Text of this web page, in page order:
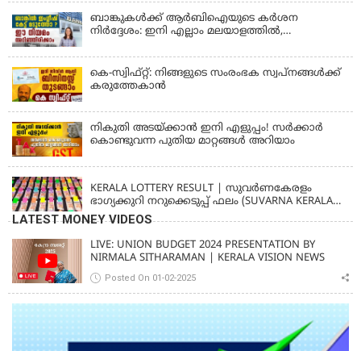
ബാങ്കുകൾക്ക് ആർബിഐയുടെ കർശന
നിർദ്ദേശം: ഇനി എല്ലാം മലയാളത്തിൽ,
കെ-സ്വിഫ്റ്റ്: നിങ്ങളുടെ സംരംഭക സ്വപ്നങ്ങൾക്ക്
കരുത്തേകാൻ
നികുതി അടയ്ക്കാൻ ഇനി എളുപ്പം! സർക്കാർ
കൊണ്ടുവന്ന പുതിയ മാറ്റങ്ങൾ അറിയാം
KERALA LOTTERY RESULT | സുവര്‍ണകേരളം
ഭാഗ്യക്കുറി നറുക്കെടുപ്പ് ഫലം (SUVARNA KERALAM
SK-16)
LATEST MONEY VIDEOS
LIVE: UNION BUDGET 2024 PRESENTATION BY
NIRMALA SITHARAMAN | KERALA VISION NEWS
Posted On 01-02-2025